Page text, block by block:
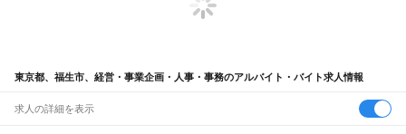
東京都、福生市、経営・事業企画・人事・事務のアルバイト・バイト求人情報
求人の詳細を表示